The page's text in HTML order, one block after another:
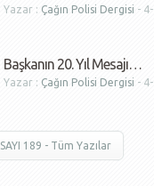
Yazar : Çağın Polisi Dergisi - 4-
Başkanın 20. Yıl Mesajı…
Yazar : Çağın Polisi Dergisi - 4-
SAYI 189 - Tüm Yazılar